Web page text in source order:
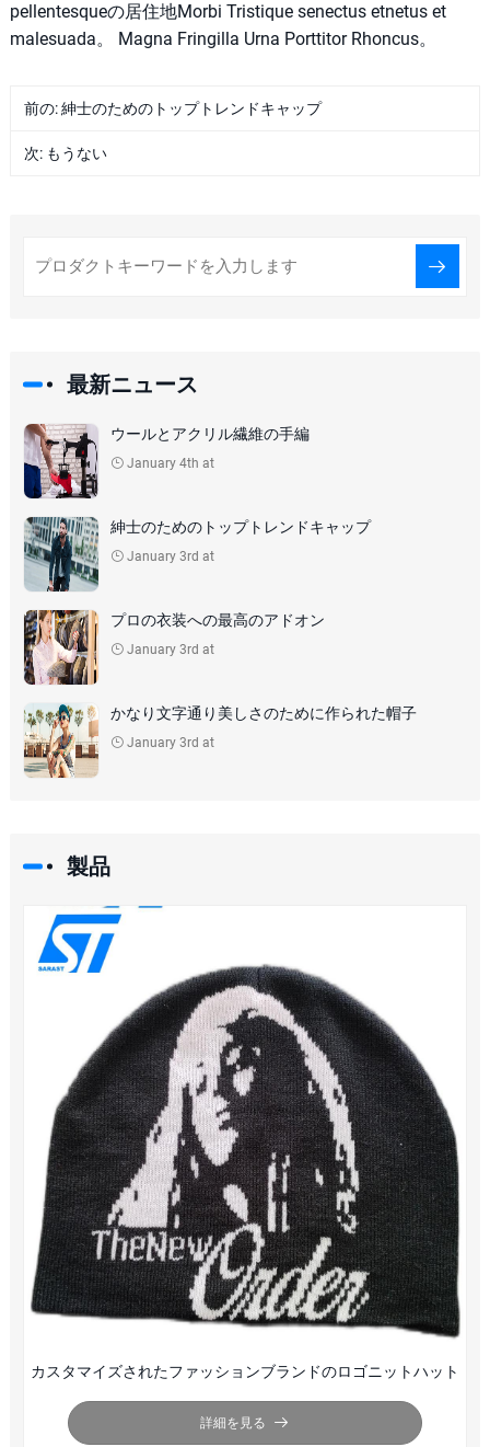
pellentesqueの居住地Morbi Tristique senectus etnetus et
malesuada。 Magna Fringilla Urna Porttitor Rhoncus。
前の:紳士のためのトップトレンドキャップ
次: もうない
最新ニュース
ウールとアクリル繊維の手編
January 4th at
紳士のためのトップトレンドキャップ
January 3rd at
プロの衣装への最高のアドオン
January 3rd at
かなり文字通り美しさのために作られた帽子
January 3rd at
製品
カスタマイズされたファッションブランドのロゴニットハット
詳細を見る